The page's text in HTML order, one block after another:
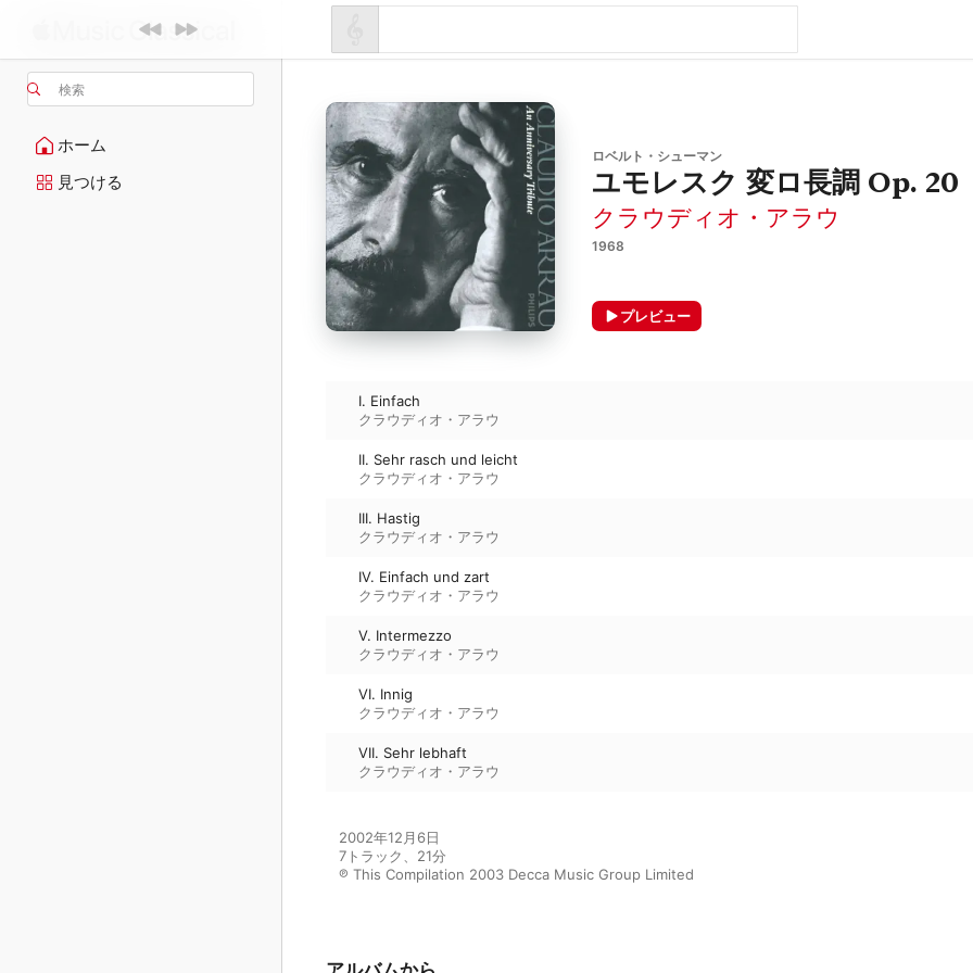
検索
ホーム
見つける
ロベルト・シューマン
ユモレスク 変ロ長調 Op. 20
クラウディオ・アラウ
1968
プレビュー
I. Einfach
クラウディオ・アラウ
II. Sehr rasch und leicht
クラウディオ・アラウ
III. Hastig
クラウディオ・アラウ
IV. Einfach und zart
クラウディオ・アラウ
V. Intermezzo
クラウディオ・アラウ
VI. Innig
クラウディオ・アラウ
VII. Sehr lebhaft
クラウディオ・アラウ
2002年12月6日
7トラック、21分
℗ This Compilation 2003 Decca Music Group Limited